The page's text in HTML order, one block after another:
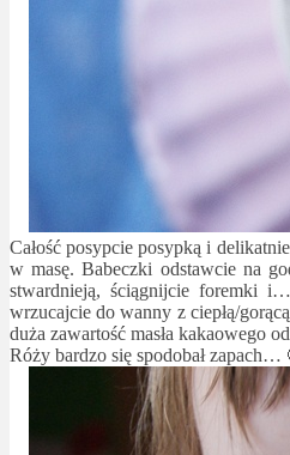
Całość posypcie posypką i
w masę. Babeczki odstawcie na
stwardnieją, ściągnijcie foremki
wrzucajcie do wanny z ciepłą/
duża zawartość masła kakaowego
Róży bardzo się spodobał zapach…